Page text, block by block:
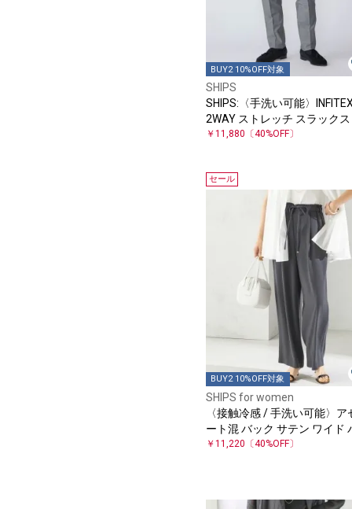
BUY2 10%OFF対象
SHIPS
SHIPS:〈手洗い可能〉
2WAY ストレッチ スラックス
￥11,880 〔40%OFF〕
セール
BUY2 10%OFF対象
SHIPS for women
〈接触冷感 / 手洗い可能〉ア
ート混 バック サテン ワイド
ツ
￥11,220 〔40%OFF〕